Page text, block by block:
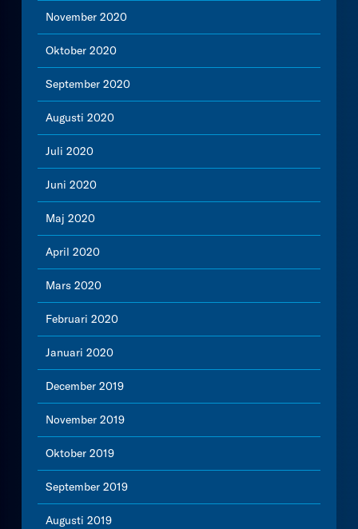
November 2020
Oktober 2020
September 2020
Augusti 2020
Juli 2020
Juni 2020
Maj 2020
April 2020
Mars 2020
Februari 2020
Januari 2020
December 2019
November 2019
Oktober 2019
September 2019
Augusti 2019